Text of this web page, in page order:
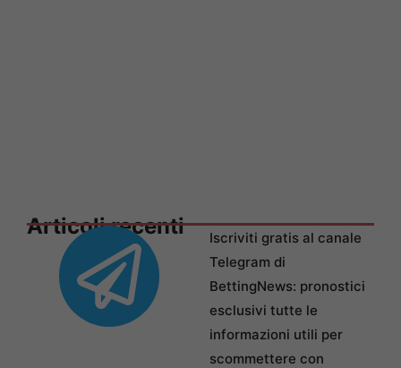
Articoli recenti
Iscriviti gratis al canale
Telegram di
BettingNews: pronostici
esclusivi tutte le
informazioni utili per
scommettere con